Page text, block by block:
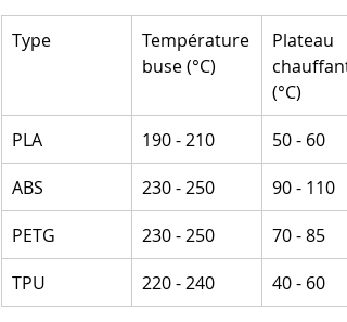
Type
Température
buse (°C)
Plateau
chauffant
(°C)
PLA
190 - 210
50 - 60
ABS
230 - 250
90 - 110
PETG
230 - 250
70 - 85
TPU
220 - 240 40 - 60